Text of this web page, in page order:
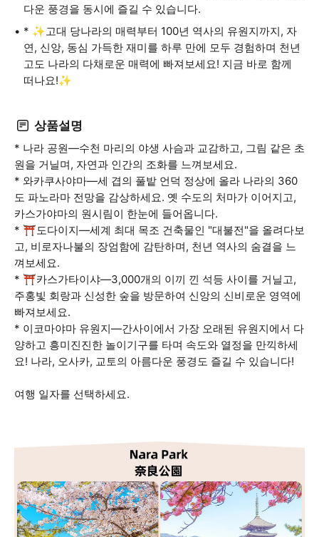
다운 풍경을 동시에 즐길 수 있습니다.
* ✨고대 당나라의 매력부터 100년 역사의 유원지까지, 자
연, 신앙, 동심 가득한 재미를 하루 만에 모두 경험하며 천년
고도 나라의 다채로운 매력에 빠져보세요! 지금 바로 함께
떠나요!✨
상품설명
* 나라 공원—수천 마리의 야생 사슴과 교감하고, 그림 같은 초
원을 거닐며, 자연과 인간의 조화를 느껴보세요.
* 와카쿠사야마—세 겹의 풀밭 언덕 정상에 올라 나라의 360
도 파노라마 전망을 감상하세요. 옛 수도의 처마가 이어지고,
카스가야마의 원시림이 한눈에 들어옵니다.
* ⛩️도다이지—세계 최대 목조 건축물인 "대불전"을 올려다보
고, 비로자나불의 장엄함에 감탄하며, 천년 역사의 숨결을 느
껴보세요.
* ⛩️카스가타이샤—3,000개의 이끼 낀 석등 사이를 거닐고,
주홍빛 회랑과 신성한 숲을 방문하여 신앙의 신비로운 영역에
빠져보세요.
* 이코마야마 유원지—간사이에서 가장 오래된 유원지에서 다
양하고 흥미진진한 놀이기구를 타며 속도와 열정을 만끽하세
요! 나라, 오사카, 교토의 아름다운 풍경도 즐길 수 있습니다!
여행 일자를 선택하세요.